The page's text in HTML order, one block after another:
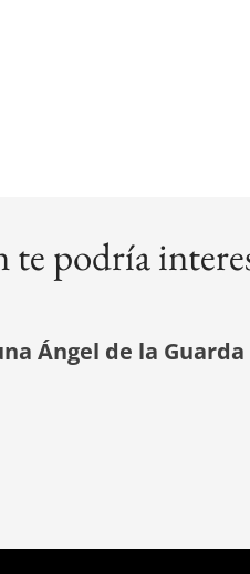
te podría
Ángel de la Guarda